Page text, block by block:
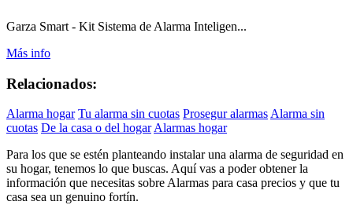
Garza Smart - Kit Sistema de Alarma Inteligen...
Más info
Relacionados:
Alarma hogar Tu alarma sin cuotas Prosegur alarmas Alarma sin
cuotas De la casa o del hogar Alarmas hogar
Para los que se estén planteando instalar una alarma de seguridad en
su hogar, tenemos lo que buscas. Aquí vas a poder obtener la
información que necesitas sobre Alarmas para casa precios y que tu
casa sea un genuino fortín.